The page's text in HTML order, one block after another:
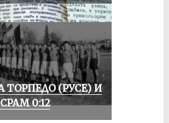
ТОРПЕДО (РУСЕ) И
0:12